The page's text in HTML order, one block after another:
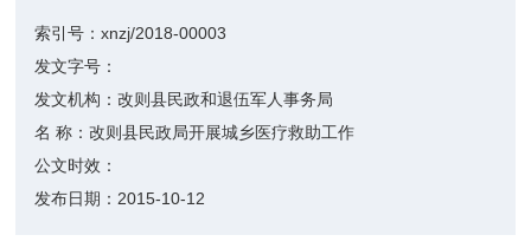
索引号：xnzj/2018-00003
发文字号：
发文机构：改则县民政和退伍军人事务局
名 称：改则县民政局开展城乡医疗救助工作
公文时效：
发布日期： 2015-10-12